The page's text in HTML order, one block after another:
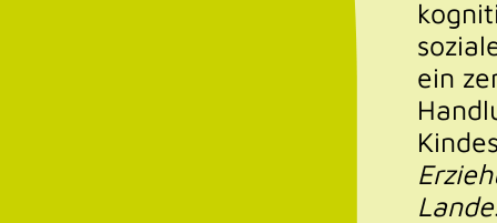
Aktuelles
ein